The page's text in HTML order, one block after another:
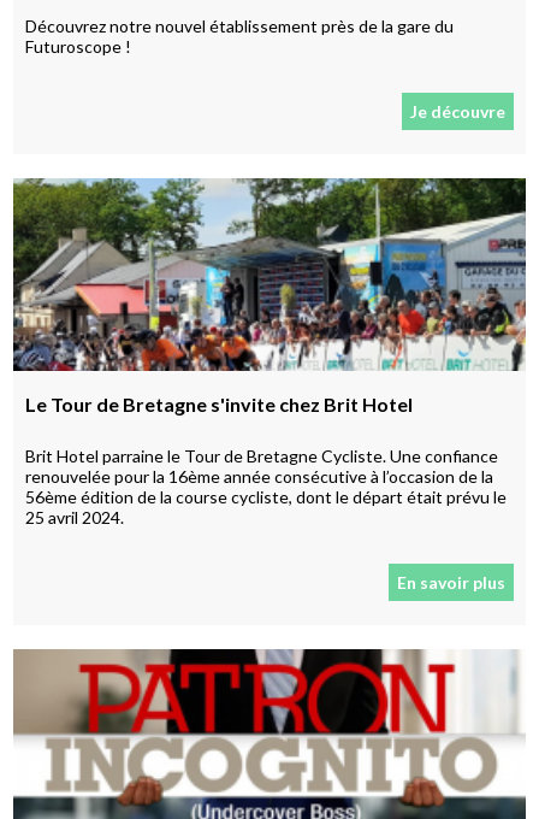
Découvrez notre nouvel établissement près de la gare du
Futuroscope !
Je découvre
Le Tour de Bretagne s'invite chez Brit Hotel
Brit Hotel parraine le Tour de Bretagne Cycliste. Une confiance
renouvelée pour la 16ème année consécutive à l’occasion de la
56ème édition de la course cycliste, dont le départ était prévu le
25 avril 2024.
En savoir plus